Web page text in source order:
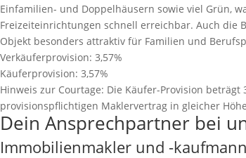
Einfamilien- und Doppelhäusern sowie viel Grün,
Freizeiteinrichtungen schnell erreichbar. Auch die
Objekt besonders attraktiv für Familien und
Verkäuferprovision: 3,57%
Käuferprovision: 3,57%
Hinweis zur Courtage: Die Käufer-Provision
provisionspﬂichtigen Maklervertrag in gleicher
Dein Ansprechpartner bei
Immobilienmakler und -